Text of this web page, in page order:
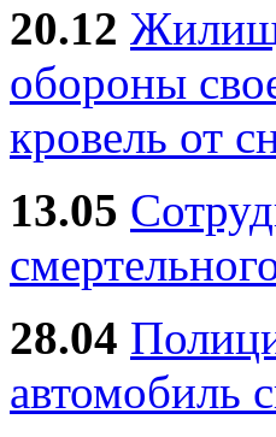
20.12
обороны
кровель от
13.05
28.04
автомобиль